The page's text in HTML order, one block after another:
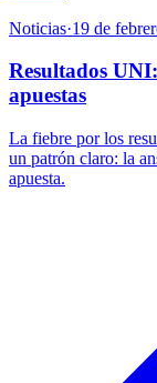
Noticias·19 de
Resultados
apuestas
La fiebre por los
un patrón claro: la
apuesta.